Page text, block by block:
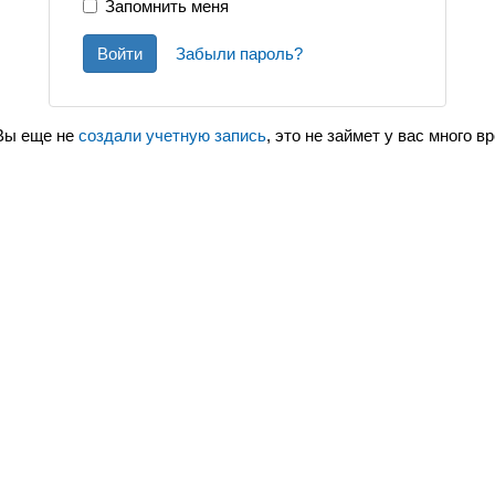
Запомнить меня
Войти Забыли пароль?
еще не создали учетную запись, это не займет у вас много